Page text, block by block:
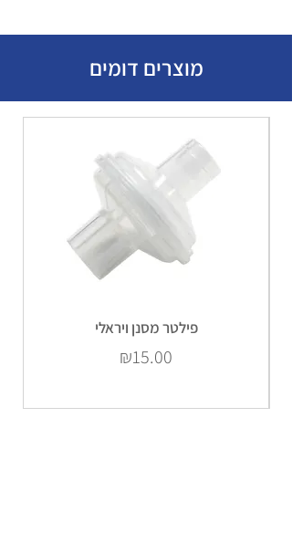
מוצרים דומים
פילטר מסנן ויראלי
Price
₪15.00